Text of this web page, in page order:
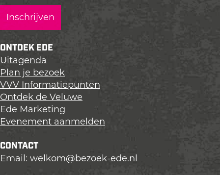
a
g
i
n
a
o
p
L
i
n
k
e
a
g
i
n
o
p
F
a
c
e
b
o
a
g
i
n
o
p
X
ONTDEK EDE
Uitagenda
Plan je bezoek
VVV Informatiepunten
Ontdek de Veluwe
Ede Marketing
Evenement aanmelden
CONTACT
Email: welkom@bezoek-ede.nl